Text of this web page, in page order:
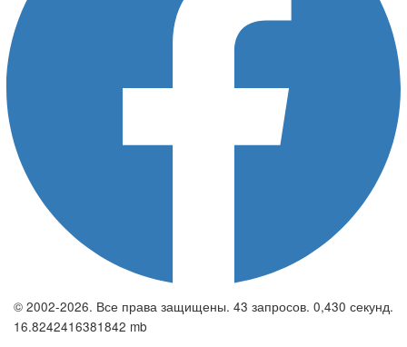
© 2002-2026. Все права защищены. 43 запросов. 0,430 секунд.
16.8242416381842 mb